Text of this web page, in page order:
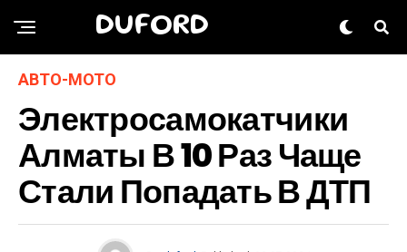
DUFORD
АВТО-МОТО
Электросамокатчики
Алматы В 10 Раз Чаще
Стали Попадать В ДТП